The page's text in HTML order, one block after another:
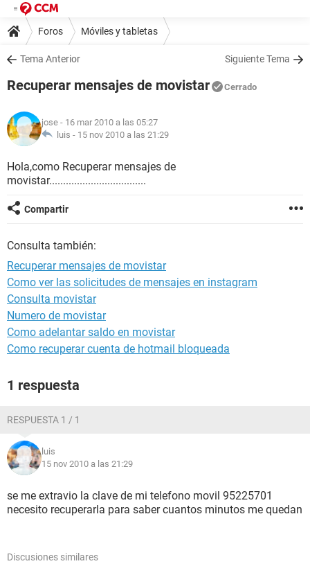
Foros Móviles y tabletas
Tema Anterior Siguiente Tema
Recuperar mensajes de movistar Cerrado
jose - 16 mar 2010 a las 05:27
luis - 15 nov 2010 a las 21:29
Hola,como Recuperar mensajes de
movistar...................................
Compartir
Consulta también:
Recuperar mensajes de movistar
Como ver las solicitudes de mensajes en instagram
Consulta movistar
Numero de movistar
Como adelantar saldo en movistar
Como recuperar cuenta de hotmail bloqueada
1 respuesta
RESPUESTA 1 / 1
luis
15 nov 2010 a las 21:29
se me extravio la clave de mi telefono movil 95225701
necesito recuperarla para saber cuantos minutos me quedan
Discusiones similares